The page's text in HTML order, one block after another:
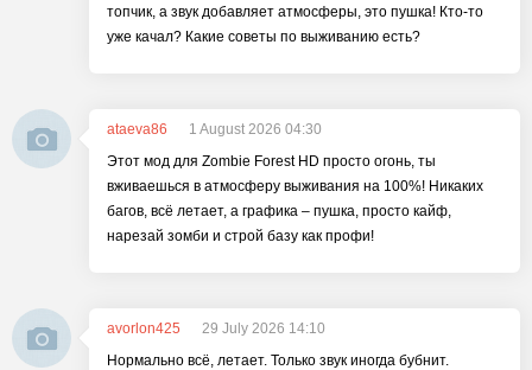
топчик, а звук добавляет атмосферы, это пушка! Кто-то
уже качал? Какие советы по выживанию есть?
ataeva86
1 August 2026 04:30
Этот мод для Zombie Forest HD просто огонь, ты
вживаешься в атмосферу выживания на 100%! Никаких
багов, всё летает, а графика – пушка, просто кайф,
нарезай зомби и строй базу как профи!
avorlon425
29 July 2026 14:10
Нормально всё, летает. Только звук иногда бубнит.